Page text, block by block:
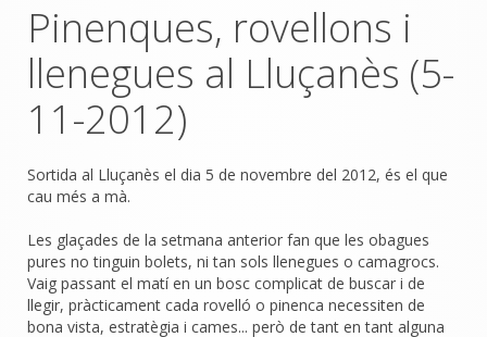
Pinenques, rovellons i
llenegues al Lluçanès (5-
11-2012)
Sortida al Lluçanès el dia 5 de novembre del 2012, és el que
cau més a mà.
Les glaçades de la setmana anterior fan que les obagues
pures no tinguin bolets, ni tan sols llenegues o camagrocs.
Vaig passant el matí en un bosc complicat de buscar i de
llegir, pràcticament cada rovelló o pinenca necessiten de
bona vista, estratègia i cames... però de tant en tant alguna